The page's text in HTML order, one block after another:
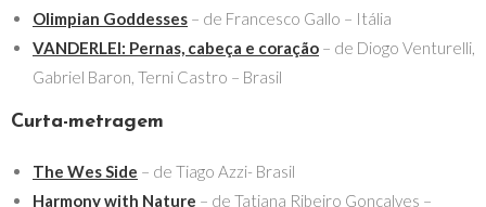
Olimpian Goddesses – de Francesco Gallo – Itália
VANDERLEI: Pernas, cabeça e coração – de Diogo Venturelli,
Gabriel Baron, Terni Castro – Brasil
Curta-metragem
The Wes Side – de Tiago Azzi- Brasil
Harmony with Nature – de Tatiana Ribeiro Gonçalves –